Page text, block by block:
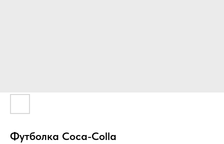
Футболка Coca-Colla